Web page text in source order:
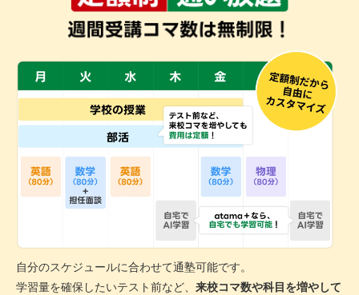
自分のスケジュールに合わせて通塾可能です。
学習量を確保したいテスト前など、 来校コマ数や科目を増やして